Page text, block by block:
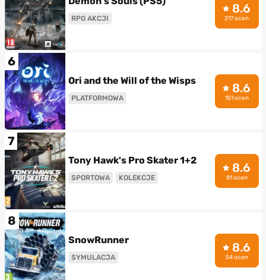
RPG AKCJI
8.6
217 ocen
6
Ori and the Will of the Wisps
PLATFORMOWA
8.6
151 ocen
7
Tony Hawk's Pro Skater 1+2
SPORTOWA KOLEKCJE
8.6
81 ocen
8
SnowRunner
SYMULACJA
8.6
54 ocen